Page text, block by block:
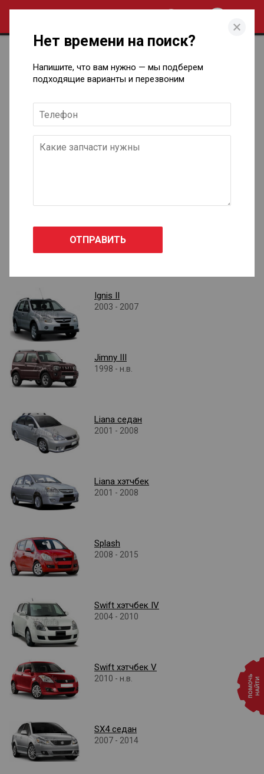
Suzuki в Ижевске
Grand Vitara II
2005 - 2016
Ignis II
2003 - 2007
Jimny III
1998 - н.в.
Liana седан
2001 - 2008
Liana хэтчбек
2001 - 2008
Splash
2008 - 2015
Swift хэтчбек IV
2004 - 2010
Swift хэтчбек V
2010 - н.в.
SX4 седан
2007 - 2014
Нет времени на поиск?
Напишите, что вам нужно — мы подберем
подходящие варианты и перезвоним